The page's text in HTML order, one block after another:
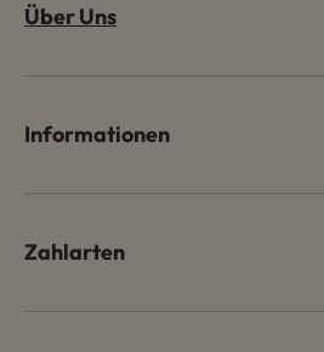
Über Uns
Informationen
Zahlarten